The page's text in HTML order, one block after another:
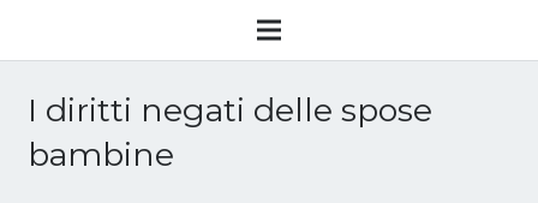
I diritti negati delle spose
bambine